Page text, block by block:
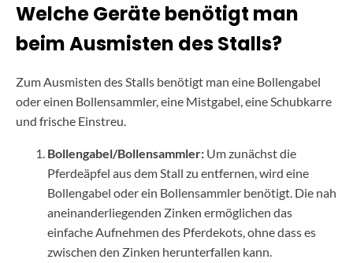
Welche Geräte benötigt man
beim Ausmisten des Stalls?
Zum Ausmisten des Stalls benötigt man eine Bollengabel
oder einen Bollensammler, eine Mistgabel, eine Schubkarre
und frische Einstreu.
Bollengabel/Bollensammler: Um zunächst die
Pferdeäpfel aus dem Stall zu entfernen, wird eine
Bollengabel oder ein Bollensammler benötigt. Die nah
aneinanderliegenden Zinken ermöglichen das
einfache Aufnehmen des Pferdekots, ohne dass es
zwischen den Zinken herunterfallen kann.